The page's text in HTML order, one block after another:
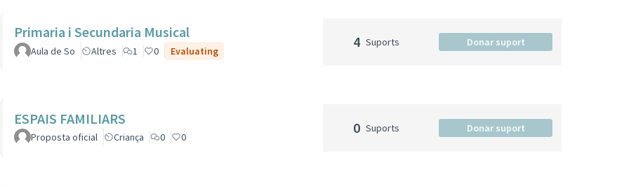
Primaria i Secundaria Musical
Aula de So Altres 1 0 Evaluating
4 Suports Donar suport
ESPAIS FAMILIARS
Proposta oficial Criança 0 0
0 Suports Donar suport